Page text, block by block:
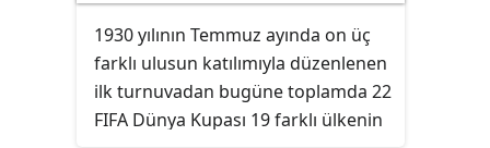
Türkiye ve ABD'de etkin olarak
yayındadır. Başlangıçta, hizmet
yalnızca Universal Music Group ve
Sony Music Entertainment'ın müzik
videolarını barındırıyordu,
1930 yılının Temmuz ayında on üç
farklı ulusun katılımıyla düzenlenen
ilk turnuvadan bugüne toplamda 22
FIFA Dünya Kupası 19 farklı ülkenin